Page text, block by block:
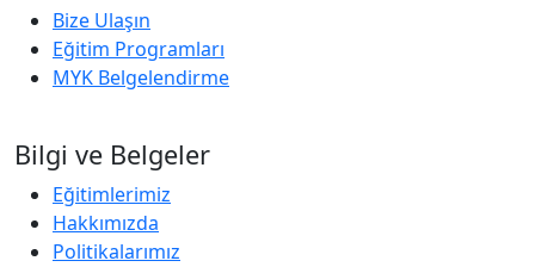
Bize Ulaşın
Eğitim Programları
MYK Belgelendirme
Bilgi ve Belgeler
Eğitimlerimiz
Hakkımızda
Politikalarımız